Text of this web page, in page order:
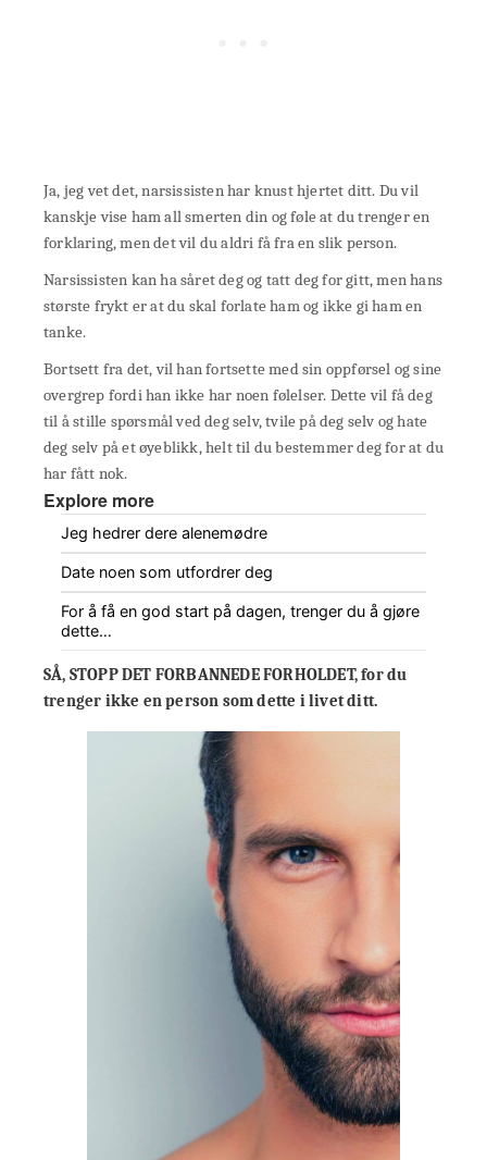
Ja, jeg vet det, narsissisten har knust hjertet ditt. Du vil
kanskje vise ham all smerten din og føle at du trenger en
forklaring, men det vil du aldri få fra en slik person.
Narsissisten kan ha såret deg og tatt deg for gitt, men hans
største frykt er at du skal forlate ham og ikke gi ham en
tanke.
Bortsett fra det, vil han fortsette med sin oppførsel og sine
overgrep fordi han ikke har noen følelser. Dette vil få deg
til å stille spørsmål ved deg selv, tvile på deg selv og hate
deg selv på et øyeblikk, helt til du bestemmer deg for at du
har fått nok.
Explore more
Jeg hedrer dere alenemødre
Date noen som utfordrer deg
For å få en god start på dagen, trenger du å gjøre
dette…
SÅ, STOPP DET FORBANNEDE FORHOLDET, for du
trenger ikke en person som dette i livet ditt.